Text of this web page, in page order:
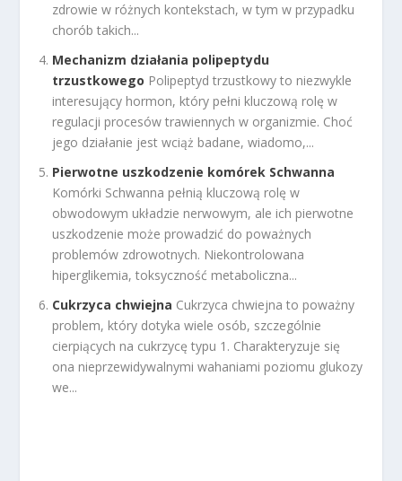
zdrowie w różnych kontekstach, w tym w przypadku
chorób takich...
Mechanizm działania polipeptydu
trzustkowego Polipeptyd trzustkowy to niezwykle
interesujący hormon, który pełni kluczową rolę w
regulacji procesów trawiennych w organizmie. Choć
jego działanie jest wciąż badane, wiadomo,...
Pierwotne uszkodzenie komórek Schwanna
Komórki Schwanna pełnią kluczową rolę w
obwodowym układzie nerwowym, ale ich pierwotne
uszkodzenie może prowadzić do poważnych
problemów zdrowotnych. Niekontrolowana
hiperglikemia, toksyczność metaboliczna...
Cukrzyca chwiejna Cukrzyca chwiejna to poważny
problem, który dotyka wiele osób, szczególnie
cierpiących na cukrzycę typu 1. Charakteryzuje się
ona nieprzewidywalnymi wahaniami poziomu glukozy
we...